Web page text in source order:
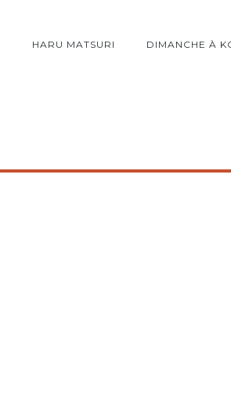
HARU MATSURI DIMANCHE À